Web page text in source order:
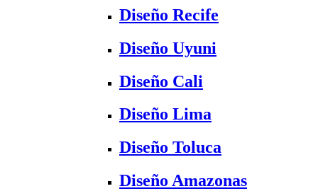
Diseño Recife
Diseño Uyuni
Diseño Cali
Diseño Lima
Diseño Toluca
Diseño Amazonas